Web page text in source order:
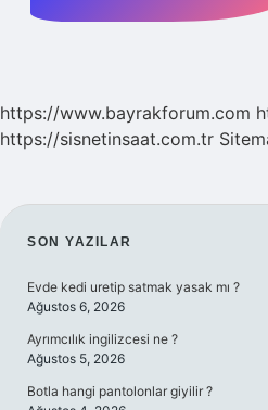
https://www.bayrakforum.com
https://sisnetinsaat.com.tr
SIDEBAR
SON YAZILAR
Evde kedi uretip satmak yasak mı ?
Ağustos 6, 2026
Ayrımcılık ingilizcesi ne ?
Ağustos 5, 2026
Botla hangi pantolonlar giyilir ?